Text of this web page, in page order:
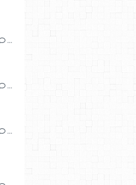
…
…
…